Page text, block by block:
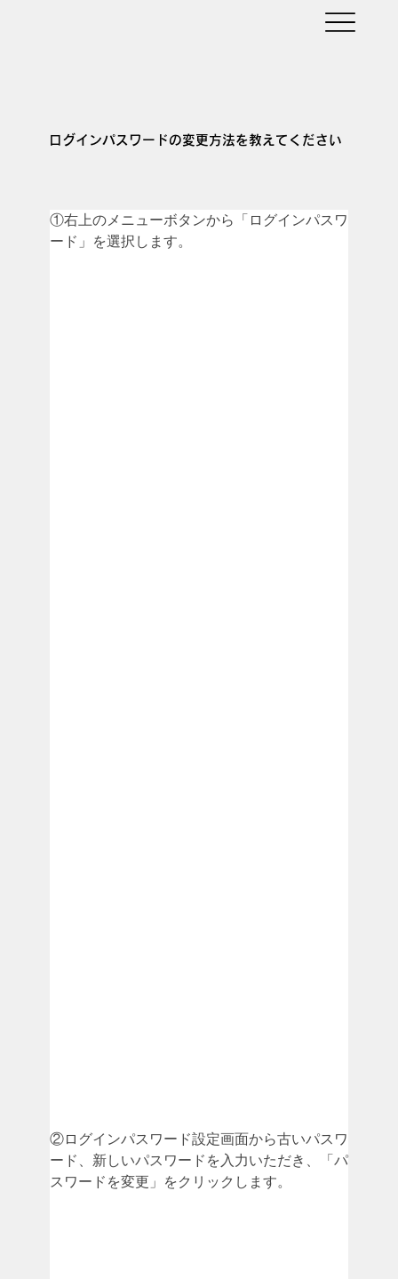
ログインパスワードの変更方法を教えてください
①右上のメニューボタンから「ログインパスワ
ード」を選択します。
②ログインパスワード設定画面から古いパスワ
ード、新しいパスワードを入力いただき、「パ
スワードを変更」をクリックします。